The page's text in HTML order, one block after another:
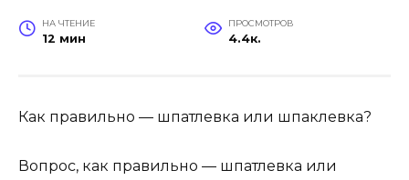
НА ЧТЕНИЕ
12 мин
ПРОСМОТРОВ
4.4к.
Как правильно — шпатлевка или шпаклевка?
Вопрос, как правильно — шпатлевка или